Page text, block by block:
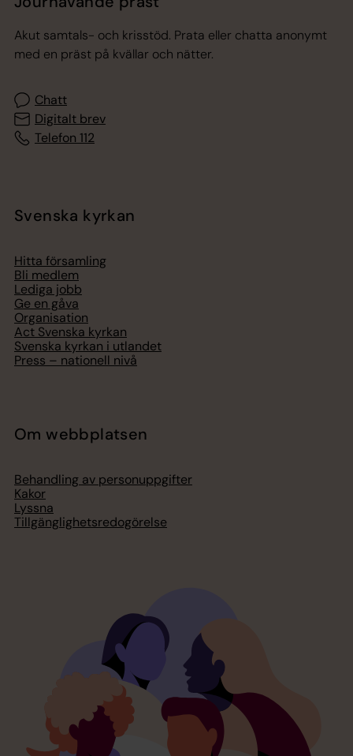
Akut samtals- och krisstöd. Prata eller chatta anonymt
med en präst på kvällar och nätter.
Chatt
Digitalt brev
Telefon 112
Svenska kyrkan
Hitta församling
Bli medlem
Lediga jobb
Ge en gåva
Organisation
Act Svenska kyrkan
Svenska kyrkan i utlandet
Press – nationell nivå
Om webbplatsen
Behandling av personuppgifter
Kakor
Lyssna
Tillgänglighetsredogörelse